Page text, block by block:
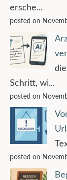
ersche...
posted on
Schritt, wi...
posted on
posted on